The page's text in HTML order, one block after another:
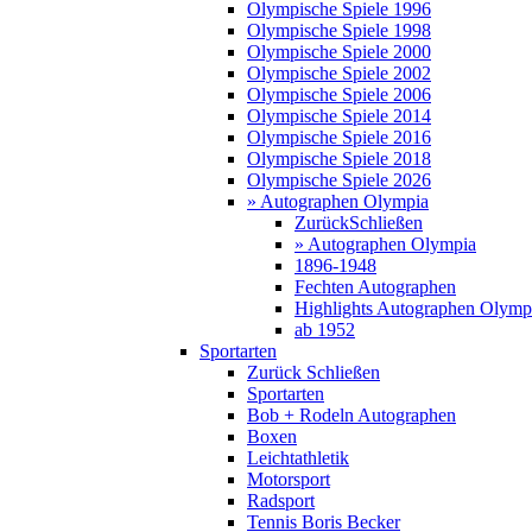
Olympische Spiele 1996
Olympische Spiele 1998
Olympische Spiele 2000
Olympische Spiele 2002
Olympische Spiele 2006
Olympische Spiele 2014
Olympische Spiele 2016
Olympische Spiele 2018
Olympische Spiele 2026
» Autographen Olympia
ZurückSchließen
» Autographen Olympia
1896-1948
Fechten Autographen
Highlights Autographen
ab 1952
Sportarten
Zurück Schließen
Sportarten
Bob + Rodeln Autographen
Boxen
Leichtathletik
Motorsport
Radsport
Tennis Boris Becker